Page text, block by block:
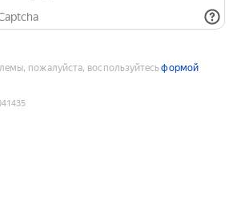
пожалуйста, воспользуйтесьформой